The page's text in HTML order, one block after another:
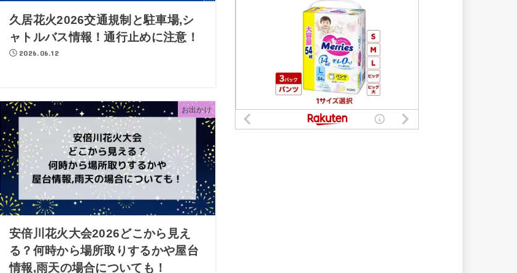
久居花火2026交通規制と駐車場,シ
ャトルバス情報！通行止めに注意！
2026.06.12
お出かけ
安倍川花火大会2026どこから見え
る？何時から場所取りするかや屋台
情報,雨天の場合についても！